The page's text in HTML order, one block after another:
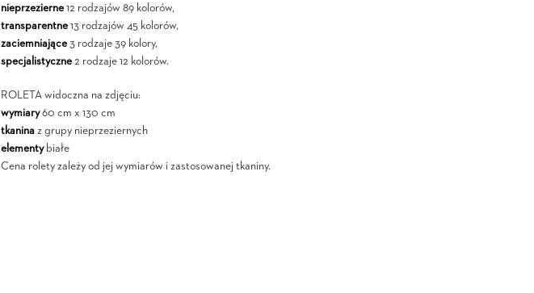
nieprzezierne12 rodzajów 89 kolorów,
transparentne13 rodzajów 45 kolorów,
zaciemniające3 rodzaje 39 kolory,
specjalistyczne2 rodzaje 12 kolorów.
ROLETA widoczna na zdjęciu:
wymiary60 cm x 130 cm
tkaninaz grupy nieprzeziernych
elementybiałe
Cena rolety zależy od jej wymiarów i zastosowanej tkaniny.